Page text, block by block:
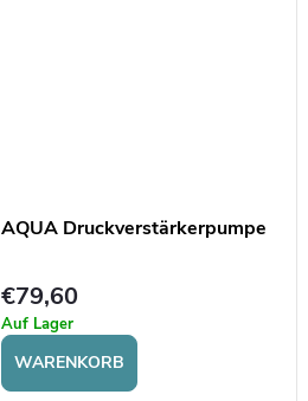
AQUA Druckverstärkerpumpe
€79,60
Auf Lager
WARENKORB